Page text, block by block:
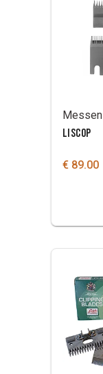
LISCOP
€ 89.00